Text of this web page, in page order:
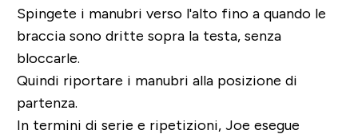
Spingete i manubri verso l'alto fino a quando le
braccia sono dritte sopra la testa, senza
bloccarle.
Quindi riportare i manubri alla posizione di
partenza.
In termini di serie e ripetizioni, Joe esegue